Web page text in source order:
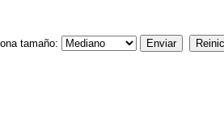
tamaño: